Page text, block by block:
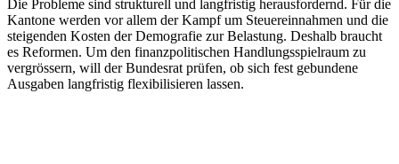
Die Probleme sind strukturell und langfristig herausfordernd. Für die
Kantone werden vor allem der Kampf um Steuereinnahmen und die
steigenden Kosten der Demografie zur Belastung. Deshalb braucht
es Reformen. Um den finanzpolitischen Handlungsspielraum zu
vergrössern, will der Bundesrat prüfen, ob sich fest gebundene
Ausgaben langfristig flexibilisieren lassen.